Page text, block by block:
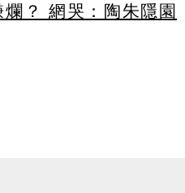
？ 網哭：陶朱隱園